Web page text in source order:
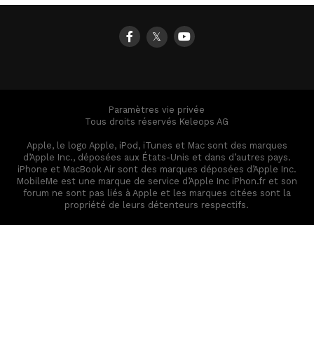
𝕏
Paramètres vie privée
Tous droits réservés Keleops AG
Apple, le logo Apple, iPod, iTunes et Mac sont des marques
d’Apple Inc., déposées aux États-Unis et dans d’autres pays.
iPhone et MacBook Air sont des marques déposées d’Apple Inc.
MobileMe est une marque de service d’Apple Inc iPhon.fr et son
forum ne sont pas liés à Apple et les marques citées sont la
propriété de leurs détenteurs respectifs.